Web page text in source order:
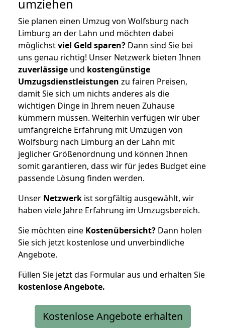
umziehen
Sie planen einen Umzug von Wolfsburg nach
Limburg an der Lahn und möchten dabei
möglichstviel Geld sparen? Dann sind Sie bei
uns genau richtig! Unser Netzwerk bieten Ihnen
zuverlässige und kostengünstige
Umzugsdienstleistungen zu fairen Preisen,
damit Sie sich um nichts anderes als die
wichtigen Dinge in Ihrem neuen Zuhause
kümmern müssen. Weiterhin verfügen wir über
umfangreiche Erfahrung mit Umzügen von
Wolfsburg nach Limburg an der Lahn mit
jeglicher Größenordnung und können Ihnen
somit garantieren, dass wir für jedes Budget eine
passende Lösung finden werden.
Unser Netzwerk ist sorgfältig ausgewählt, wir
haben viele Jahre Erfahrung im Umzugsbereich.
Sie möchten eine Kostenübersicht? Dann holen
Sie sich jetzt kostenlose und unverbindliche
Angebote.
Füllen Sie jetzt das Formular aus und erhalten Sie
kostenloseAngebote.
Kostenlose Angebote erhalten